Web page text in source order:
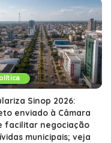
Sinop 2026:
enviado à Câmara
facilitar negociação
municipais; veja